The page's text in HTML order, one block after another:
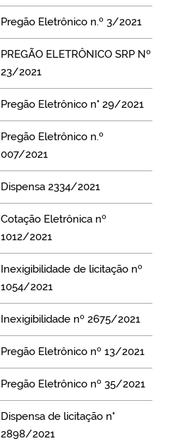
Pregão Eletrônico n.º 3/2021
PREGÃO ELETRÔNICO SRP Nº
23/2021
Pregão Eletrônico n° 29/2021
Pregão Eletrônico n.º
007/2021
Dispensa 2334/2021
Cotação Eletrônica nº
1012/2021
Inexigibilidade de licitação nº
1054/2021
Inexigibilidade nº 2675/2021
Pregão Eletrônico nº 13/2021
Pregão Eletrônico nº 35/2021
Dispensa de licitação n°
2898/2021